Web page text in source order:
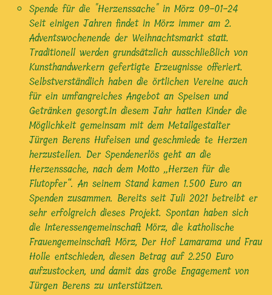
Spende für die "Herzenssache" in Mörz 09-01-24
Seit einigen Jahren findet in Mörz immer am 2.
Adventswochenende der Weihnachtsmarkt statt.
Traditionell werden grundsätzlich ausschließlich von
Kunsthandwerkern gefertigte Erzeugnisse offeriert.
Selbstverständlich haben die örtlichen Vereine auch
für ein umfangreiches Angebot an Speisen und
Getränken gesorgt.In diesem Jahr hatten Kinder die
Möglichkeit gemeinsam mit dem Metallgestalter
Jürgen Berens Hufeisen und geschmiede te Herzen
herzustellen. Der Spendenerlös geht an die
Herzenssache, nach dem Motto „Herzen für die
Flutopfer“. An seinem Stand kamen 1.500 Euro an
Spenden zusammen. Bereits seit Juli 2021 betreibt er
sehr erfolgreich dieses Projekt. Spontan haben sich
die Interessengemeinschaft Mörz, die katholische
Frauengemeinschaft Mörz, Der Hof Lamarama und Frau
Holle entschieden, diesen Betrag auf 2.250 Euro
aufzustocken, und damit das große Engagement von
Jürgen Berens zu unterstützen.